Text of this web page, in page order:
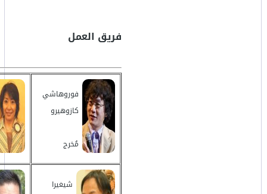
فريق العمل
فوروهاشي
كازوهيرو
مُخرج
شيغيرا